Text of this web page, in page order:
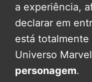
a experiência,
declarar em
está
Universo
personagem.